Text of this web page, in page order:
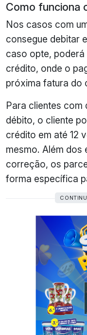
Como funciona
Nos casos com
consegue debitar
caso opte, poderá
crédito, onde o
próxima fatura do
Para clientes com
débito, o cliente
crédito em até 12
mesmo. Além dos
correção, os
forma específica